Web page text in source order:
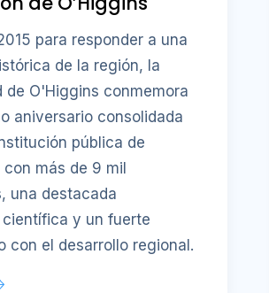
para responder a una
de la región, la
de O'Higgins conmemora
aniversario consolidada
pública de
más de 9 mil
una destacada
y un fuerte
con el desarrollo regional.